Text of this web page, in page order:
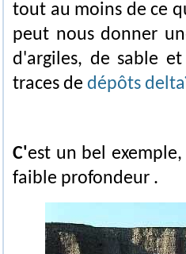
tout au moins de ce
peut nous donner
d'argiles, de sable
traces de dépôts
C'est un bel exemple, pensons-nous, d'une plaine littorale, d'un dépôt par
faible profondeur .